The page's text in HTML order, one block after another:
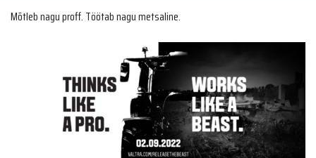
Mõtleb nagu proff. Töötab nagu metsaline.